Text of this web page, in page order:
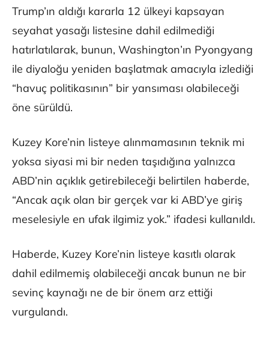
Trump’ın aldığı kararla 12 ülkeyi kapsayan
seyahat yasağı listesine dahil edilmediği
hatırlatılarak, bunun, Washington’ın Pyongyang
ile diyaloğu yeniden başlatmak amacıyla izlediği
“havuç politikasının” bir yansıması olabileceği
öne sürüldü.
Kuzey Kore’nin listeye alınmamasının teknik mi
yoksa siyasi mi bir neden taşıdığına yalnızca
ABD’nin açıklık getirebileceği belirtilen haberde,
“Ancak açık olan bir gerçek var ki ABD’ye giriş
meselesiyle en ufak ilgimiz yok.” ifadesi kullanıldı.
Haberde, Kuzey Kore’nin listeye kasıtlı olarak
dahil edilmemiş olabileceği ancak bunun ne bir
sevinç kaynağı ne de bir önem arz ettiği
vurgulandı.